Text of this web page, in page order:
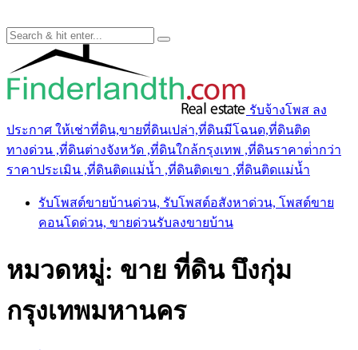
รับจ้างโพส ลง
ประกาศ ให้เช่าที่ดิน,ขายที่ดินเปล่า,ที่ดินมีโฉนด,ที่ดินติด
ทางด่วน ,ที่ดินต่างจังหวัด ,ที่ดินใกล้กรุงเทพ ,ที่ดินราคาต่ํากว่า
ราคาประเมิน ,ที่ดินติดแม่น้ำ ,ที่ดินติดเขา ,ที่ดินติดแม่น้ำ
รับโพสต์ขายบ้านด่วน, รับโพสต์อสังหาด่วน, โพสต์ขาย
คอนโดด่วน, ขายด่วนรับลงขายบ้าน
หมวดหมู่: ขาย ที่ดิน บึงกุ่ม
กรุงเทพมหานคร